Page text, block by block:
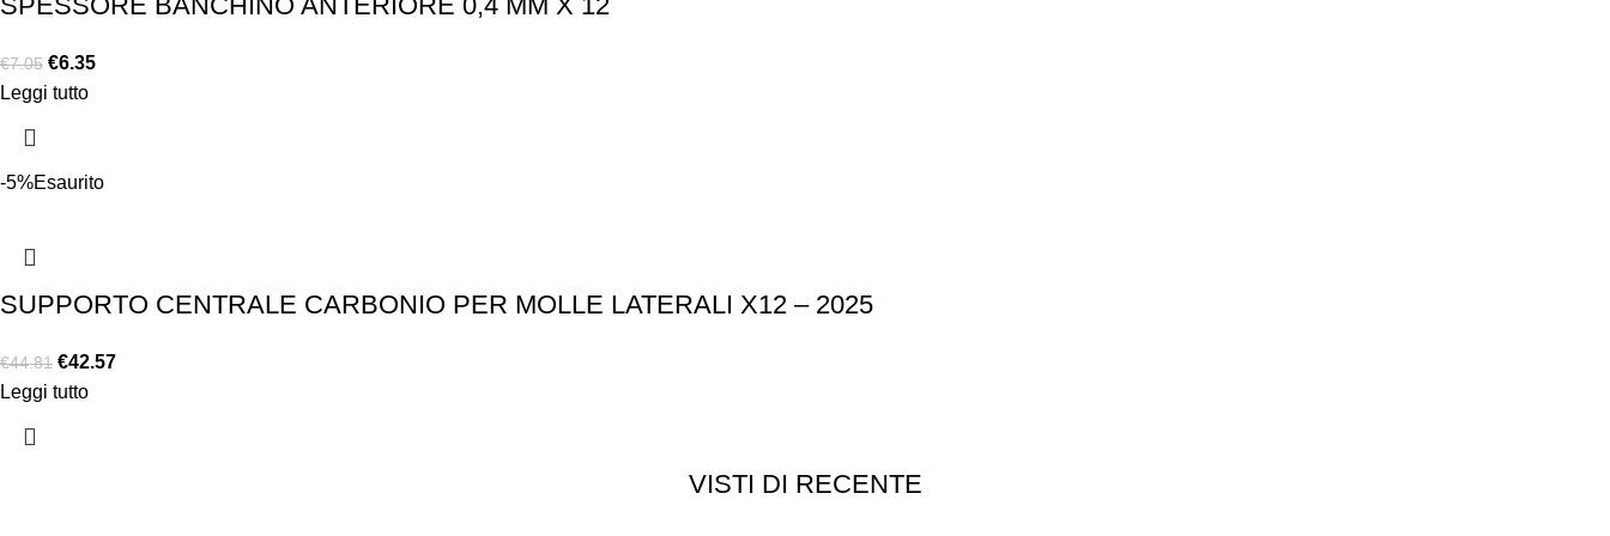
€7.05 €6.35
Leggi tutto
-5%Esaurito
SUPPORTO CENTRALE CARBONIO PER MOLLE LATERALI X12 – 2025
€44.81 €42.57
Leggi tutto
VISTI DI RECENTE